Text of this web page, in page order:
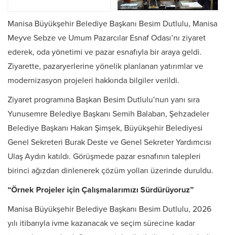
Manisa Büyükşehir Belediye Başkanı Besim Dutlulu, Manisa
Meyve Sebze ve Umum Pazarcılar Esnaf Odası’nı ziyaret
ederek, oda yönetimi ve pazar esnafıyla bir araya geldi.
Ziyarette, pazaryerlerine yönelik planlanan yatırımlar ve
modernizasyon projeleri hakkında bilgiler verildi.
Ziyaret programına Başkan Besim Dutlulu’nun yanı sıra
Yunusemre Belediye Başkanı Semih Balaban, Şehzadeler
Belediye Başkanı Hakan Şimşek, Büyükşehir Belediyesi
Genel Sekreteri Burak Deste ve Genel Sekreter Yardımcısı
Ulaş Aydın katıldı. Görüşmede pazar esnafının talepleri
birinci ağızdan dinlenerek çözüm yolları üzerinde duruldu.
“Örnek Projeler için Çalışmalarımızı Sürdürüyoruz”
Manisa Büyükşehir Belediye Başkanı Besim Dutlulu, 2026
yılı itibarıyla ivme kazanacak ve seçim sürecine kadar